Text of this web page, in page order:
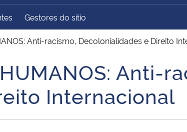
do
Regional
Controladoria-Geral da
União
Geral da União Banco Central do Brasil
Gestores do sítio
Anti-racismo, Decolonialidades e Direito
Anti-
Internacional